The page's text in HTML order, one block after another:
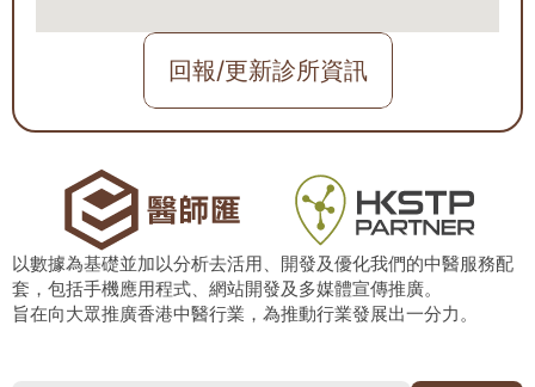
回報/更新診所資訊
以數據為基礎並加以分析去活用、開發及優化我們的中醫服務配
套，包括手機應用程式、網站開發及多媒體宣傳推廣。
旨在向大眾推廣香港中醫行業，為推動行業發展出一分力。